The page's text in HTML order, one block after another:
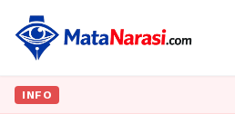
INFO